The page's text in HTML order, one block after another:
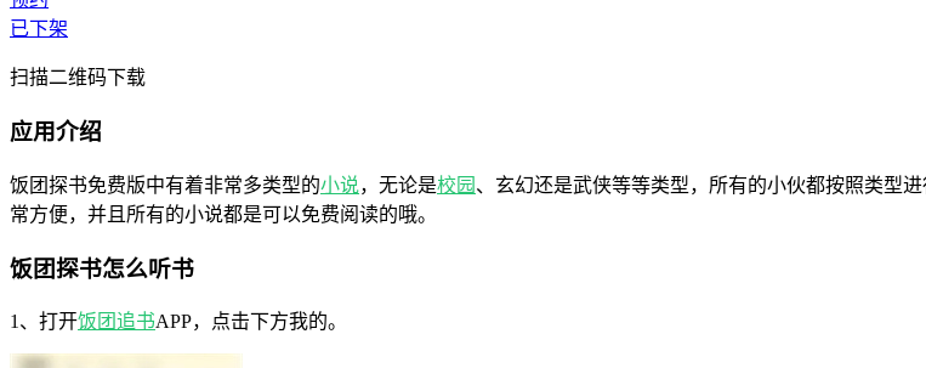
已下架
扫描二维码下载
应用介绍
饭团探书免费版中有着非常多类型的小说，无论是校园 、玄幻还是武侠等等类型，所有的小伙都按照类型
常方便，并且所有的小说都是可以免费阅读的哦。
饭团探书怎么听书
1、打开饭团追书APP，点击下方我的。